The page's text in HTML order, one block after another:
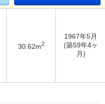
30.62m2
1967年5月
(築59年4ヶ
月)